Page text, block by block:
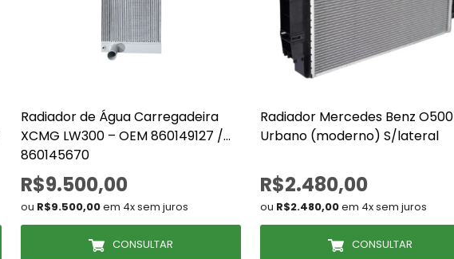
Radiador de Água Carregadeira
XCMG LW300 – OEM 860149127 /
860145670
R$9.500,00
ou R$9.500,00em 4x sem juros
CONSULTAR
Radiador Mercedes Benz O500
Urbano (moderno) S/lateral
R$2.480,00
ou R$2.480,00em 4x sem juros
CONSULTAR